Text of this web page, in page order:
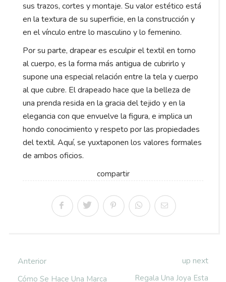
sus trazos, cortes y montaje. Su valor estético está
en la textura de su superficie, en la construcción y
en el vínculo entre lo masculino y lo femenino.
Por su parte, drapear es esculpir el textil en torno
al cuerpo, es la forma más antigua de cubrirlo y
supone una especial relación entre la tela y cuerpo
al que cubre. El drapeado hace que la belleza de
una prenda resida en la gracia del tejido y en la
elegancia con que envuelve la figura, e implica un
hondo conocimiento y respeto por las propiedades
del textil. Aquí, se yuxtaponen los valores formales
de ambos oficios.
compartir
Anterior
Cómo Se Hace Una Marca
up next
Regala Una Joya Esta